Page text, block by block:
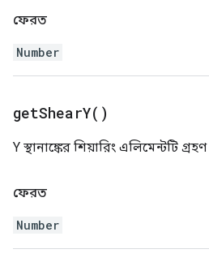
ফেরত
Number
getShearY( )
Y স্থানাঙ্কের শিয়ারিং এলিমেন্টটি
ফেরত
Number